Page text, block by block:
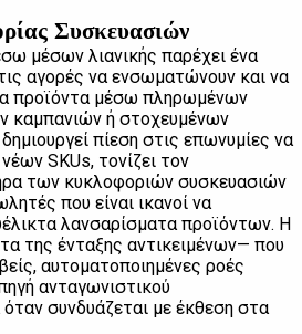
Συσκευασιών
μέσων λιανικής παρέχει ένα
αγορές να ενσωματώνουν και να
προϊόντα μέσω πληρωμένων
καμπανιών ή στοχευμένων
πίεση στις επωνυμίες να
SKUs, τονίζει τον
των κυκλοφοριών συσκευασιών
που είναι ικανοί να
λανσαρίσματα προϊόντων. Η
της ένταξης αντικειμένων— που
αυτοματοποιημένες ροές
ανταγωνιστικού
συνδυάζεται με έκθεση στα